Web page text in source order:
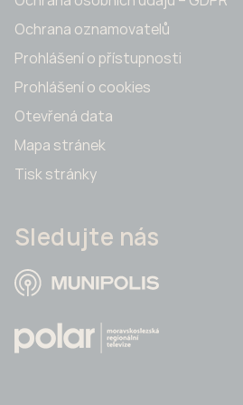
Ochrana oznamovatelů
Prohlášení o přístupnosti
Prohlášení o cookies
Otevřená data
Mapa stránek
Tisk stránky
Sledujte nás